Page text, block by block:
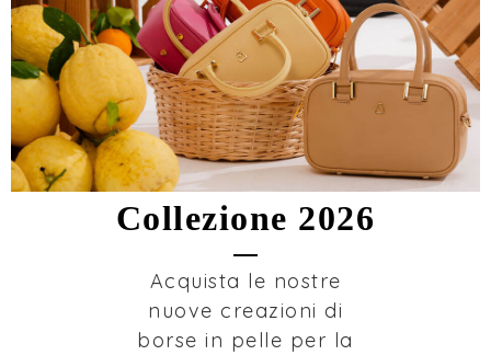
Collezione 2026
Acquista le nostre
nuove creazioni di
borse in pelle per la